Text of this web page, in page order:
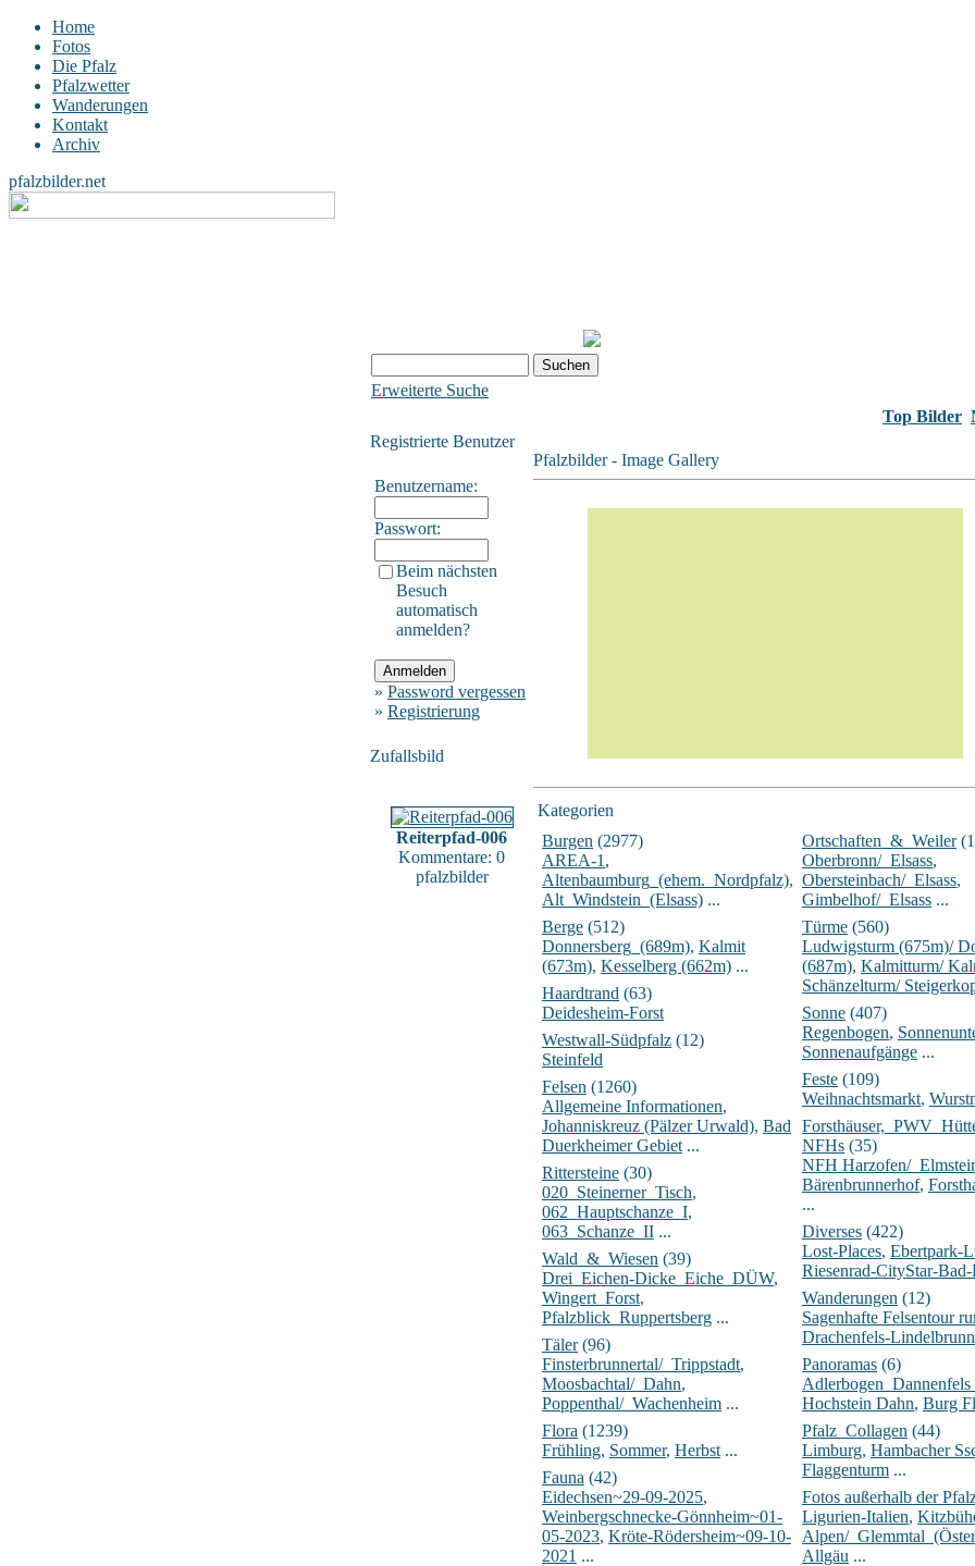
Home
Fotos
Die Pfalz
Pfalzwetter
Wanderungen
Kontakt
Archiv
pfalzbilder.net
Erweiterte Suche
Top Bilder
Registrierte Benutzer
Benutzername:
Passwort:
Beim nächsten
Besuch
automatisch
anmelden?
» Password vergessen
» Registrierung
Zufallsbild
Reiterpfad-006
Kommentare: 0
pfalzbilder
Pfalzbilder - Image Gallery
Kategorien
Burgen (2977)
AREA-1 ,
Altenbaumburg_(ehem._Nordpfalz),
Alt_Windstein_(Elsass) ...
Berge (512)
Donnersberg_(689m), Kalmit
(673m), Kesselberg (662m) ...
Haardtrand (63)
Deidesheim-Forst
Westwall-Südpfalz (12)
Steinfeld
Felsen (1260)
Allgemeine Informationen,
Johanniskreuz (Pälzer Urwald), Bad
Duerkheimer Gebiet ...
Rittersteine (30)
020_Steinerner_Tisch,
062_Hauptschanze_I,
063_Schanze_II ...
Wald_&_Wiesen (39)
Drei_Eichen-Dicke_Eiche_DÜW,
Wingert_Forst,
Pfalzblick_Ruppertsberg ...
Täler(96)
Finsterbrunnertal/_Trippstadt,
Moosbachtal/_Dahn,
Poppenthal/_Wachenheim ...
Flora (1239)
Frühling, Sommer, Herbst ...
Fauna (42)
Eidechsen~29-09-2025,
Weinbergschnecke-Gönnheim~01-
05-2023, Kröte-Rödersheim~09-10-
2021 ...
Ortschaften_&_Weiler
Oberbronn/_Elsass,
Obersteinbach/_Elsass,
Gimbelhof/_Elsass ...
Türme (560)
Ludwigsturm (675m)/
(687m), Kalmitturm/
Schänzelturm/
Sonne (407)
Regenbogen,
Sonnenaufgänge ...
Feste (109)
Weihnachtsmarkt,
NFHs (35)
NFH Harzofen/
Bärenbrunnerhof,
...
Diverses (422)
Lost-Places, Ebertpark-
Riesenrad-CityStar-
Wanderungen (12)
Sagenhafte Felsentour
Drachenfels-Lindelbrunn
Panoramas (6)
Hochstein Dahn, Burg
Pfalz_Collagen (44)
Limburg, Hambacher
Flaggenturm ...
Fotos außerhalb der
Ligurien-Italien,
Alpen/
Allgäu ...